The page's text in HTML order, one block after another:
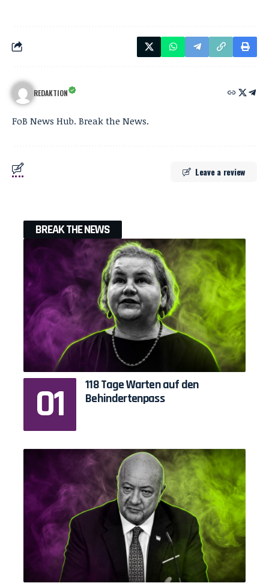
REDAKTION
FoB News Hub. Break the News.
Leave a review
BREAK THE NEWS
118 Tage Warten auf den
Behindertenpass